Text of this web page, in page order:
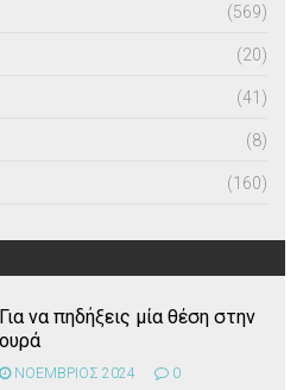
(569)
(20)
(41)
(8)
(160)
Για να πηδήξεις μία θέση στην
ουρά
ΝΟΕΜΒΡΙΟΣ 2024 0